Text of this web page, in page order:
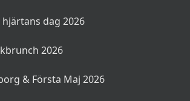
hjärtans dag 2026
2026
& Första Maj 2026